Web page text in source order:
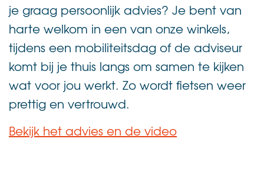
je graag persoonlijk advies? Je bent van
harte welkom in een van onze winkels,
tijdens een mobiliteitsdag of de adviseur
komt bij je thuis langs om samen te kijken
wat voor jou werkt. Zo wordt fietsen weer
prettig en vertrouwd.
Bekijk het advies en de video